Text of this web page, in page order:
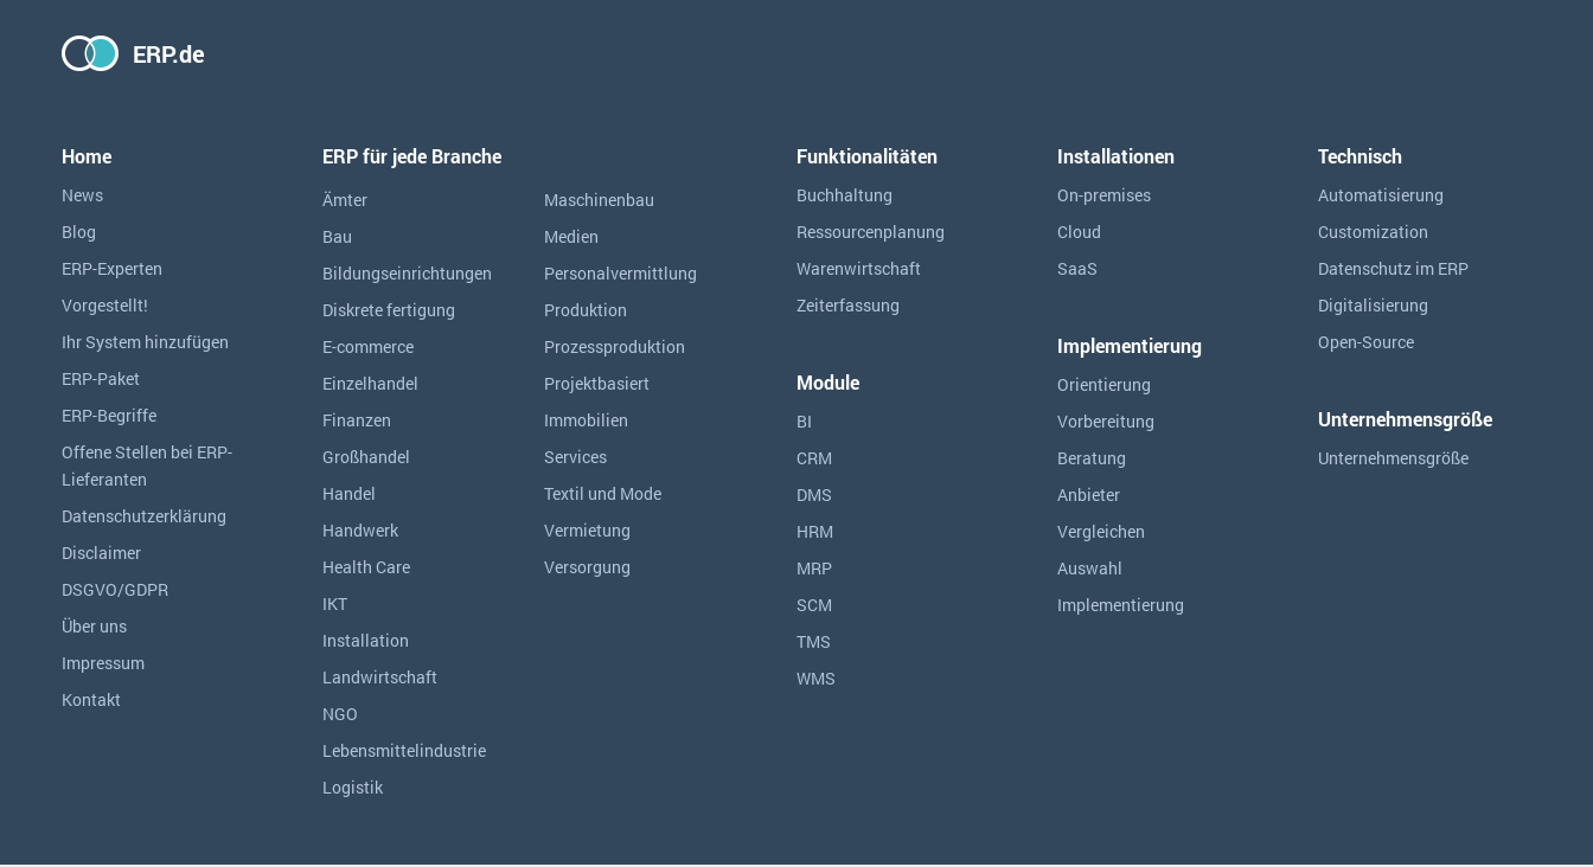
ERP.de
Home
News
Blog
ERP-Experten
Vorgestellt!
Ihr System hinzufügen
ERP-Paket
ERP-Begriffe
Offene Stellen bei ERP-
Lieferanten
Datenschutzerklärung
Disclaimer
DSGVO/GDPR
Über uns
Impressum
Kontakt
ERP für jede Branche
Ämter
Bau
Bildungseinrichtungen
Diskrete fertigung
E-commerce
Einzelhandel
Finanzen
Großhandel
Handel
Handwerk
Health Care
IKT
Installation
Landwirtschaft
NGO
Lebensmittelindustrie
Logistik
Maschinenbau
Medien
Personalvermittlung
Produktion
Prozessproduktion
Projektbasiert
Immobilien
Services
Textil und Mode
Vermietung
Versorgung
Funktionalitäten
Buchhaltung
Ressourcen­planung
Warenwirtschaft
Zeiterfassung
Module
BI
CRM
DMS
HRM
MRP
SCM
TMS
WMS
Installationen
On-premises
Cloud
SaaS
Implementierung
Orientierung
Vorbereitung
Beratung
Anbieter
Vergleichen
Auswahl
Implementierung
Technisch
Automatisierung
Customization
Datenschutz im ERP
Digitalisierung
Open-Source
Unternehmensgröße
Unternehmensgröße